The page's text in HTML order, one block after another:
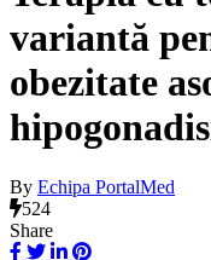
variantă
obezitate
By Echipa PortalMed
524
Share